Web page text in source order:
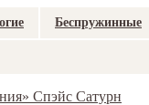
Беспружинные
Спэйс Сатурн